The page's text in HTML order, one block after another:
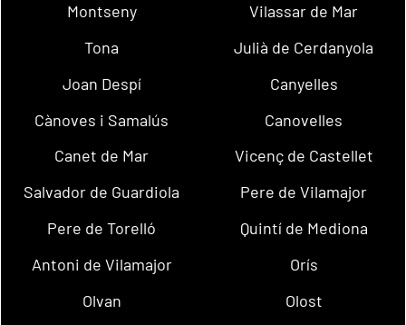
Montseny
Vilassar de Mar
Tona
Julià de Cerdanyola
Joan Despí
Canyelles
Cànoves i Samalús
Canovelles
Canet de Mar
Vicenç de Castellet
Salvador de Guardiola
Pere de Vilamajor
Pere de Torelló
Quintí de Mediona
Antoni de Vilamajor
Orís
Olvan
Olost